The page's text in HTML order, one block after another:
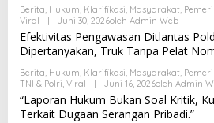
Berita, Hukum, Klarifikasi, Masyarakat,
Viral
Juni 30, 2026Oleh Admin Web
Efektivitas Pengawasan Ditlantas
Dipertanyakan, Truk Tanpa Pelat
Berita, Hukum, Klarifikasi, Masyarakat,
TNI & Polri, Viral Juni 16, 2026Oleh Admin
“Laporan Hukum Bukan Soal Kritik,
Terkait Dugaan Serangan Pribadi.”